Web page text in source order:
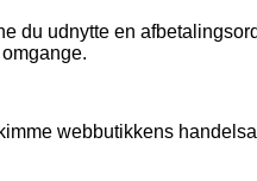
du udnytte en
webbutikkens